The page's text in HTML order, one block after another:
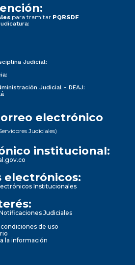
para tramitar PQRSDF
Judicial:
Judicial - DEAJ:
electrónico
Judiciales)
institucional:
electrónicos:
Institucionales
Judiciales
de uso
la información